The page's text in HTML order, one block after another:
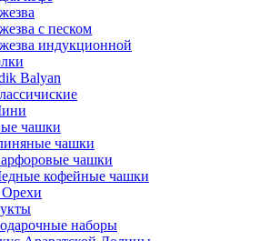
с песком
индукционной
Balyan
чашки
чашки
чашки
кофейные чашки
наборы